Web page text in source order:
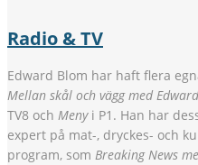
Radio & TV
Edward Blom har haft flera
Mellan skål och vägg med
TV8 och Menyi P1. Han har
expert på mat-, dryckes- och
program, som Breaking News